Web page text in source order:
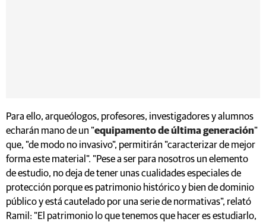
Para ello, arqueólogos, profesores, investigadores y alumnos
echarán mano de un "equipamento de última generación"
que, "de modo no invasivo", permitirán "caracterizar de mejor
forma este material". "Pese a ser para nosotros un elemento
de estudio, no deja de tener unas cualidades especiales de
protección porque es patrimonio histórico y bien de dominio
público y está cautelado por una serie de normativas", relató
Ramil: "El patrimonio lo que tenemos que hacer es estudiarlo,